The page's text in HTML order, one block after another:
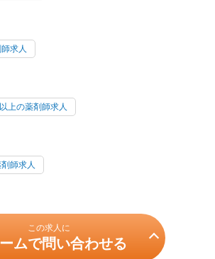
求人
上の薬剤師求人
師求人
この求人に
ムで問い合わせる